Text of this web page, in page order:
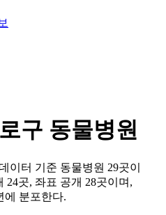
구 동물병원
이터 기준 동물병원 29곳이
24곳, 좌표 공개 28곳이며,
에 분포한다.